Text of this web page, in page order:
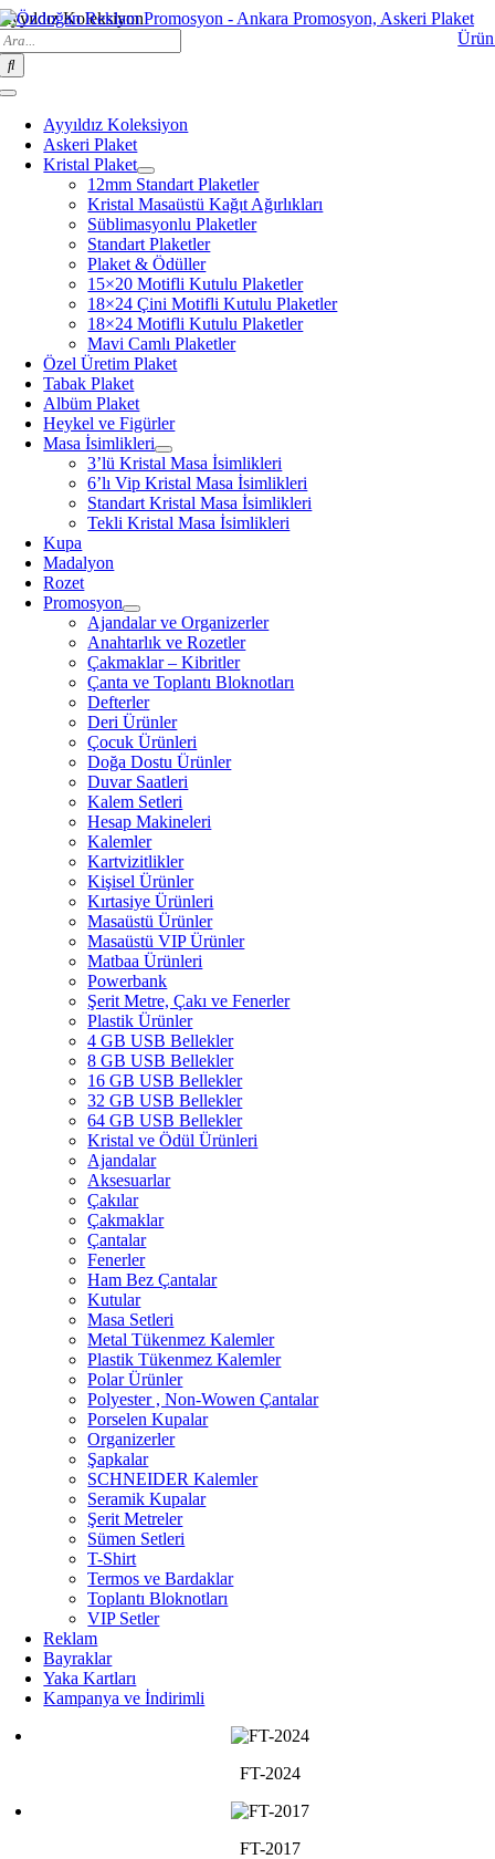
Skip
to
content
Ayyıldız Koleksiyon
Toggle
NavigationAyyıldız Koleksiyon
Askeri Plaket
Kristal Plaket
12mm Standart Plaketler
Kristal Masaüstü Kağıt Ağırlıkları
Süblimasyonlu Plaketler
Standart Plaketler
Plaket & Ödüller
15×20 Motifli Kutulu Plaketler
18×24 Çini Motifli Kutulu Plaketler
18×24 Motifli Kutulu Plaketler
Mavi Camlı Plaketler
Özel Üretim Plaket
Tabak Plaket
Albüm Plaket
Heykel ve Figürler
Masa İsimlikleri
3’lü Kristal Masa İsimlikleri
6’lı Vip Kristal Masa İsimlikleri
Standart Kristal Masa İsimlikleri
Tekli Kristal Masa İsimlikleri
Kupa
Madalyon
Rozet
Promosyon
Ajandalar ve Organizerler
Anahtarlık ve Rozetler
Çakmaklar – Kibritler
Çanta ve Toplantı Bloknotları
Defterler
Deri Ürünler
Çocuk Ürünleri
Doğa Dostu Ürünler
Duvar Saatleri
Kalem Setleri
Hesap Makineleri
Kalemler
Kartvizitlikler
Kişisel Ürünler
Kırtasiye Ürünleri
Masaüstü Ürünler
Masaüstü VIP Ürünler
Matbaa Ürünleri
Powerbank
Şerit Metre, Çakı ve Fenerler
Plastik Ürünler
4 GB USB Bellekler
8 GB USB Bellekler
16 GB USB Bellekler
32 GB USB Bellekler
64 GB USB Bellekler
Kristal ve Ödül Ürünleri
Ajandalar
Aksesuarlar
Çakılar
Çakmaklar
Çantalar
Fenerler
Ham Bez Çantalar
Kutular
Masa Setleri
Metal Tükenmez Kalemler
Plastik Tükenmez Kalemler
Polar Ürünler
Polyester , Non-Wowen Çantalar
Porselen Kupalar
Organizerler
Şapkalar
SCHNEIDER Kalemler
Seramik Kupalar
Şerit Metreler
Sümen Setleri
T-Shirt
Termos ve Bardaklar
Toplantı Bloknotları
VIP Setler
Reklam
Bayraklar
Yaka Kartları
Kampanya ve İndirimli
FT-2024
FT-2017